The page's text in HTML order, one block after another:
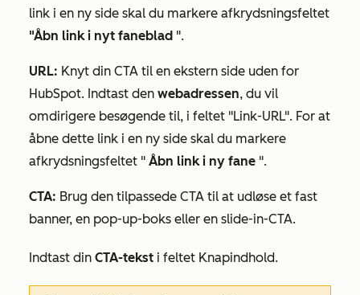
link i en ny side skal du markere afkrydsningsfeltet
"Åbn link i nyt faneblad ".
URL: Knyt din CTA til en ekstern side uden for
HubSpot. Indtast den webadressen, du vil
omdirigere besøgende til, i feltet "Link-URL". For at
åbne dette link i en ny side skal du markere
afkrydsningsfeltet " Åbn link i ny fane ".
CTA: Brug den tilpassede CTA til at udløse et fast
banner, en pop-up-boks eller en slide-in-CTA.
Indtast din CTA-tekst i feltet Knapindhold.